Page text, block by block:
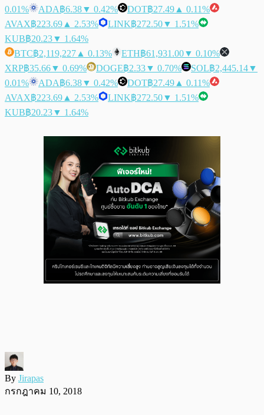
0.01%
ADA฿6.38▼ 0.42% DOT฿27.49 ▲ 0.11%
AVAX฿223.69 ▲ 2.53% LINK฿272.50▼ 1.51%
KUB฿20.23▼ 1.64%
BTC฿2,119,227 ▲ 0.13% ETH฿61,931.00▼ 0.10%
XRP฿35.66▼ 0.69% DOGE฿2.33▼ 0.70% SOL฿2,445.14▼
0.01%
ADA฿6.38▼ 0.42% DOT฿27.49 ▲ 0.11%
AVAX฿223.69 ▲ 2.53% LINK฿272.50▼ 1.51%
KUB฿20.23▼ 1.64%
By Jirapas
กรกฎาคม 10, 2018